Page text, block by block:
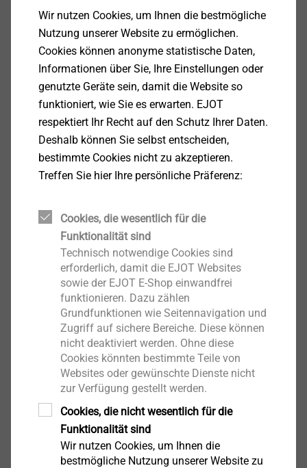
Produktdetails
Properties
Für den Einsatz im Bereich Flachdach
Für den Einsatz im Bereich Fenster- und
Glasfassadentechnik
Technische Daten
N/A
Downloads
Deutsch
Produktdatenblatt.pdf 167 KB
Englisch
Wir nutzen Cookies, um Ihnen die bestmögliche
Nutzung unserer Website zu ermöglichen.
Cookies können anonyme statistische Daten,
Informationen über Sie, Ihre Einstellungen oder
genutzte Geräte sein, damit die Website so
funktioniert, wie Sie es erwarten. EJOT
respektiert Ihr Recht auf den Schutz Ihrer Daten.
Deshalb können Sie selbst entscheiden,
bestimmte Cookies nicht zu akzeptieren.
Treffen Sie hier Ihre persönliche Präferenz:
Cookies, die wesentlich für die
Funktionalität sind
Technisch notwendige Cookies sind
erforderlich, damit die EJOT Websites
sowie der EJOT E-Shop einwandfrei
funktionieren. Dazu zählen
Grundfunktionen wie Seitennavigation und
Zugriff auf sichere Bereiche. Diese können
nicht deaktiviert werden. Ohne diese
Cookies könnten bestimmte Teile von
Websites oder gewünschte Dienste nicht
zur Verfügung gestellt werden.
Cookies, die nicht wesentlich für die
Funktionalität sind
Wir nutzen Cookies, um Ihnen die
bestmögliche Nutzung unserer Website zu